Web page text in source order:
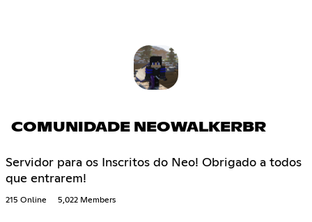
COMUNIDADE NEOWALKERBR
Servidor para os Inscritos do Neo! Obrigado a todos
que entrarem!
215 Online 5,022 Members